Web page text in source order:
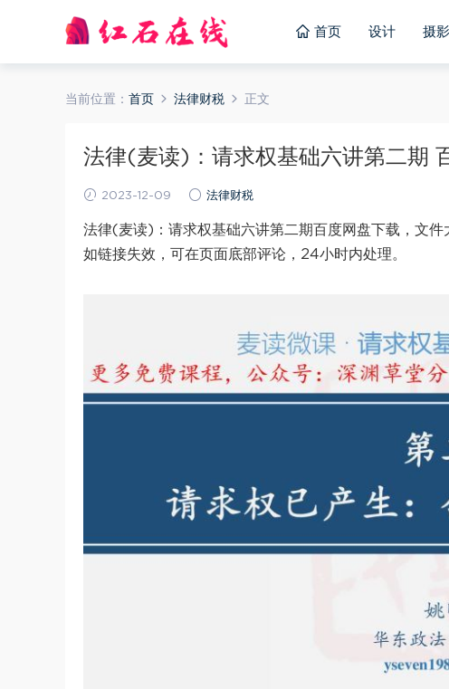
首页 设计 摄影
当前位置： 首页 法律财税 正文
法律(麦读)：请求权基础六讲第二期
2023-12-09 法律财税
法律(麦读)：请求权基础六讲第二期百度网盘下载，文
如链接失效，可在页面底部评论，24小时内处理。